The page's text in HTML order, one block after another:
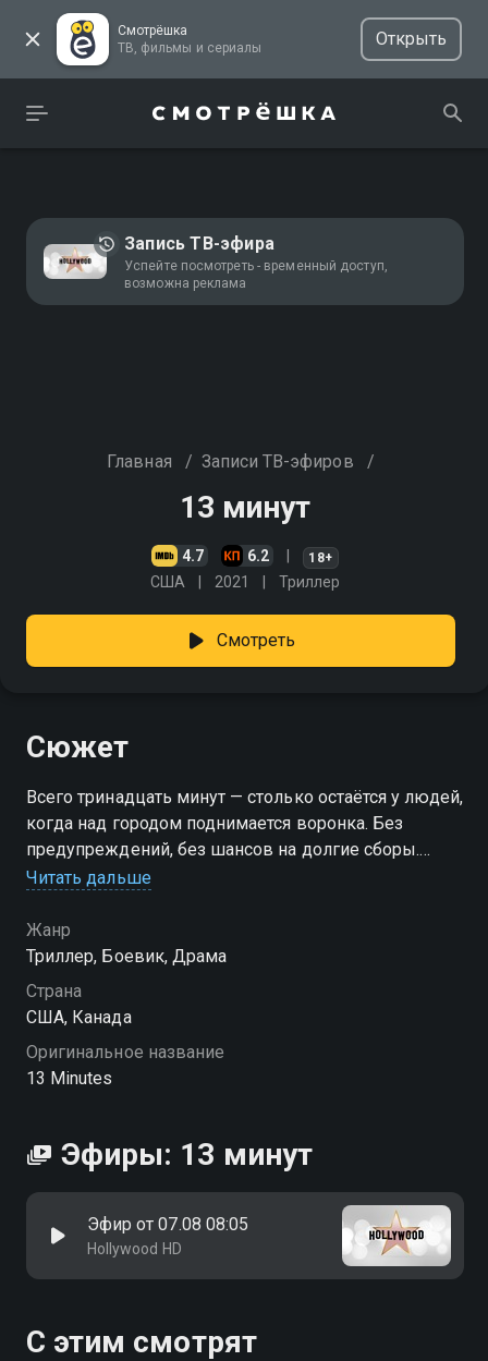
Смотрёшка
ТВ, фильмы и сериалы
Открыть
Запись ТВ-эфира
Успейте посмотреть - временный доступ,
возможна реклама
Главная / Записи ТВ-эфиров /
13 минут
4.7 6.2 18+
США 2021 Триллер
Смотреть
Сюжет
Всего тринадцать минут — столько остаётся у людей,
когда над городом поднимается воронка. Без
предупреждений, без шансов на долгие сборы.
Просто обычный день — и вдруг всё летит к чертям.
руины, а у четырёх семей одна цель — спастись.
Каждый из них бежит по-своему. Кто-то цепенеет
от страха, кто-то хватает детей и прячется в подвале,
кто-то пытается спасти других. И никто не знает, чем
всё закончится. Когда небо падает на голову — всё
становится по-настоящему. «13 минут» — смотрите
онлайн в хорошем качестве.
Читать дальше
Жанр
Триллер, Боевик, Драма
Страна
США, Канада
Оригинальное название
13 Minutes
Эфиры: 13 минут
Эфир от 07.08 08:05
Hollywood HD
С этим смотрят